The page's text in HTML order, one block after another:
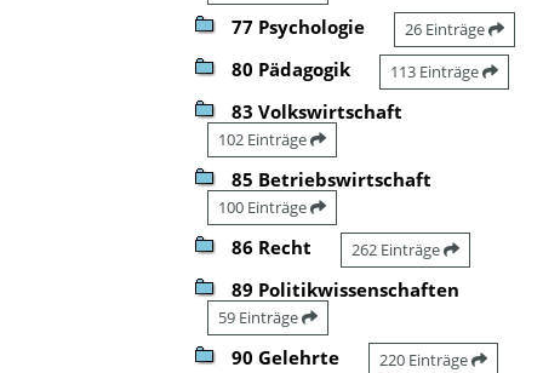
77 Psychologie 26 Einträge
80 Pädagogik 113 Einträge
83 Volkswirtschaft
102 Einträge
85 Betriebswirtschaft
100 Einträge
86 Recht 262 Einträge
89 Politikwissenschaften
59 Einträge
90 Gelehrte 220 Einträge